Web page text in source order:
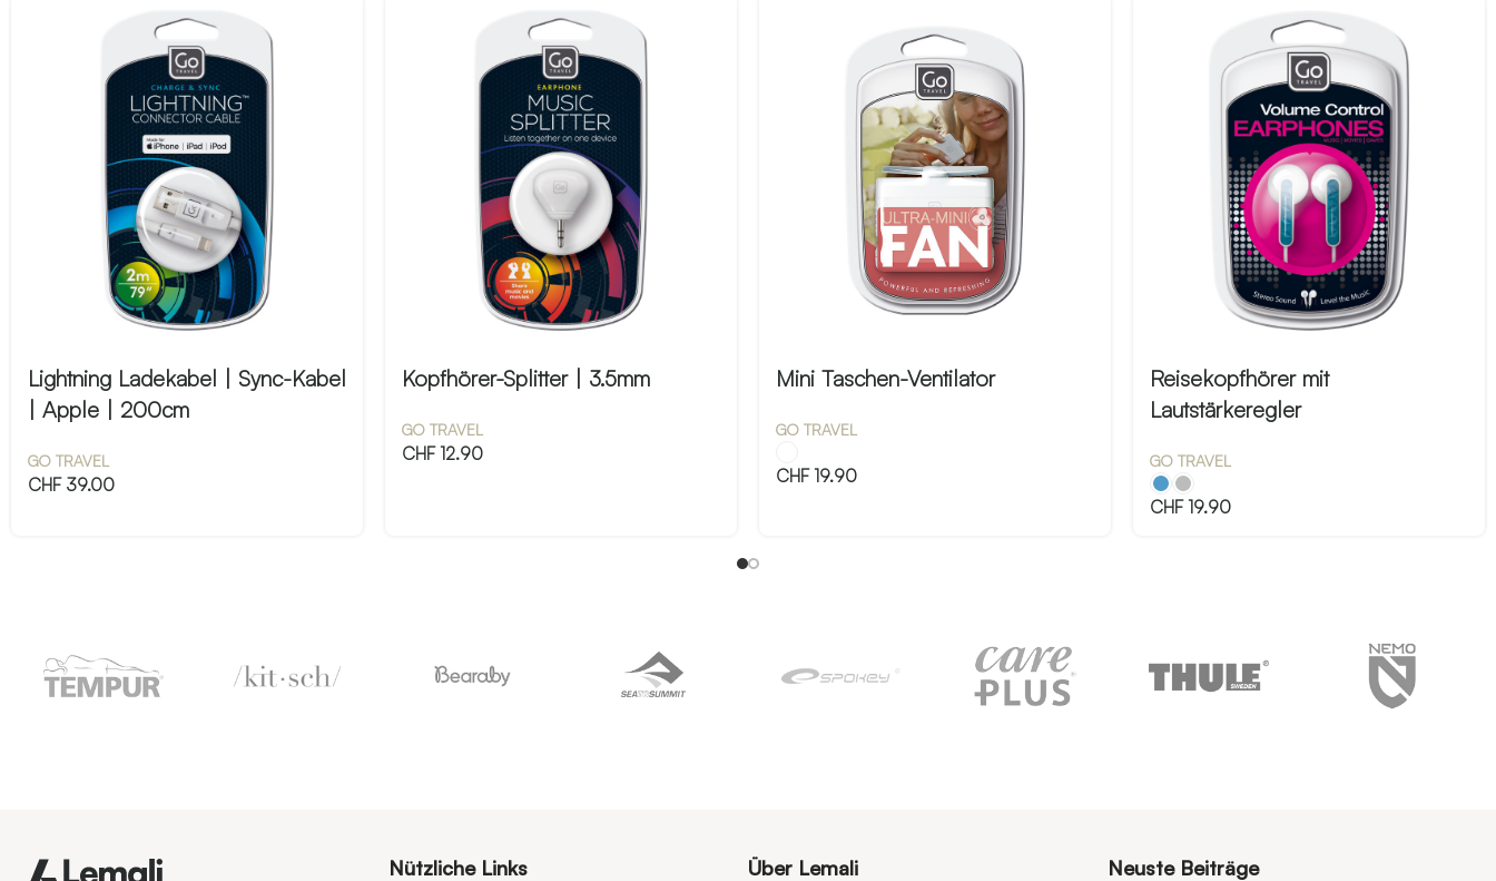
Lightning Ladekabel | Sync-Kabel
| Apple | 200cm
GO TRAVEL
CHF39.00
Kopfhörer-Splitter | 3.5mm
GO TRAVEL
CHF12.90
Mini Taschen-Ventilator
GO TRAVEL
CHF19.90
Reisekopfhörer mit
Lautstärkeregler
GO TRAVEL
CHF19.90
Nützliche Links Über Lemali Neuste Beiträge